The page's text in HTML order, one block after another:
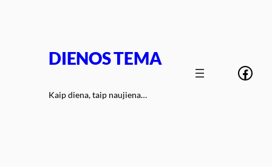
DIENOS TEMA
Kaip diena, taip naujiena…